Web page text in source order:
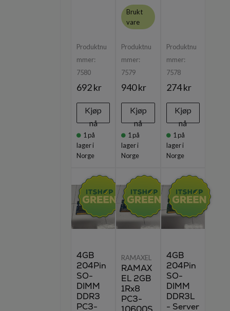
Produktnu
mmer:
7580
692 kr
Kjøp
nå
1 på
lager i
Norge
Brukt
vare
Produktnu
mmer:
7579
940 kr
Kjøp
nå
1 på
lager i
Norge
Produktnu
mmer:
7578
274 kr
Kjøp
nå
1 på
lager i
Norge
4GB
204Pin
SO-
DIMM
DDR3
PC3-
RAMAXEL
RAMAX
EL 2GB
1Rx8
PC3-
4GB
204Pin
SO-
DIMM
DDR3L
- Server